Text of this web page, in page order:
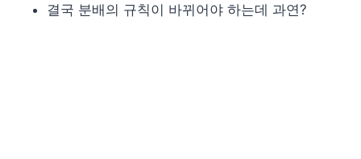
결국 분배의 규칙이 바뀌어야 하는데 과연?